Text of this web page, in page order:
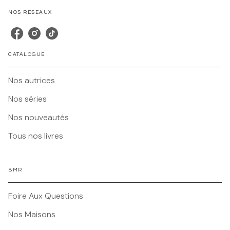
NOS RÉSEAUX
CATALOGUE
Nos autrices
Nos séries
Nos nouveautés
Tous nos livres
BMR
Foire Aux Questions
Nos Maisons